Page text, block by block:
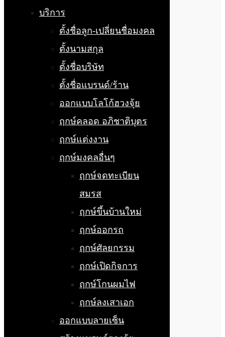
บริการ
ตั้งชื่อลูก-เปลี่ยนชื่อมงคล
ตั้งนามสกุล
ตั้งชื่อบริษัท
ตั้งชื่อแบรนด์/ร้าน
ออกแบบโลโก้ฮวงจุ้ย
ฤกษ์คลอด อภิชาติบุตร
ฤกษ์แต่งงาน
ฤกษ์มงคลอื่นๆ
ฤกษ์จดทะเบียน
สมรส
ฤกษ์ขึ้นบ้านใหม่
ฤกษ์ออกรถ
ฤกษ์ศัลยกรรม
ฤกษ์เปิดกิจการ
ฤกษ์โกนผมไฟ
ฤกษ์ลงเสาเอก
ออกแบบลายเซ็น